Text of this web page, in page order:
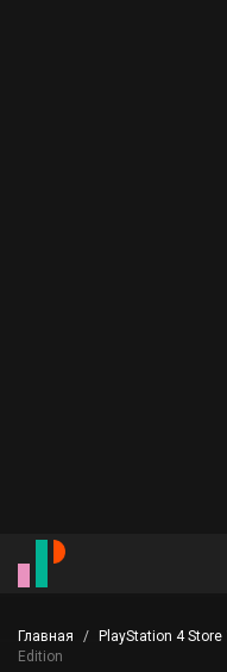
Главная PlayStation 4 Store
Edition